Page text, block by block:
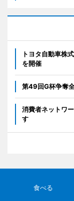
トヨタ自動車株
を開催
第49回G杯争奪
消費者ネットワ
す
食べる